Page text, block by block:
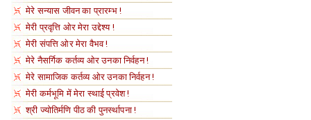
मेरे सन्यास जीवन का प्रारम्भ !
मेरी प्रवृत्ति ओर मेरा उद्देश्य !
मेरी संपत्ति ओर मेरा वैभव !
मेरे नैसर्गिक कर्तव्य ओर उनका निर्वहन !
मेरे सामाजिक कर्तव्य ओर उनका निर्वहन !
मेरी कर्मभूमि में मेरा स्थाई प्रवेश !
श्री ज्योतिर्मणि पीठ की पुनर्स्थापना !